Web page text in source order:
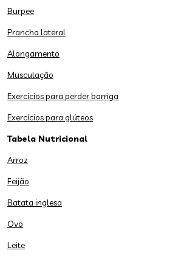
Burpee
Prancha lateral
Alongamento
Musculação
Exercícios para perder barriga
Exercícios para glúteos
Tabela Nutricional
Arroz
Feijão
Batata inglesa
Ovo
Leite